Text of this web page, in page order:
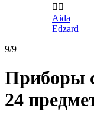
 
Aida
Edzard
9/9
Приборы
24